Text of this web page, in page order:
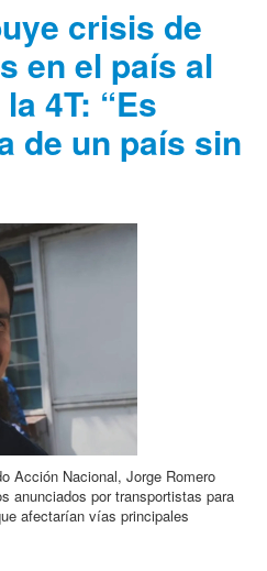
crisis de
en el país al
4T: “Es
de un país sin
Acción Nacional, Jorge Romero
anunciados por transportistas para
afectarían vías principales